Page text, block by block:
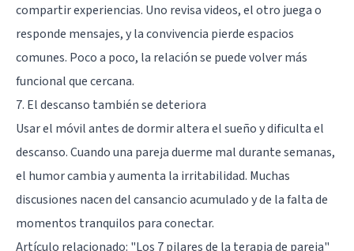
compartir experiencias. Uno revisa videos, el otro juega o
responde mensajes, y la convivencia pierde espacios
comunes. Poco a poco, la relación se puede volver más
funcional que cercana.
7. El descanso también se deteriora
Usar el móvil antes de dormiraltera el sueñoy dificulta el
descanso. Cuando una pareja duerme mal durante semanas,
el humor cambia y aumenta la irritabilidad. Muchas
discusiones nacen del cansancio acumulado y de la falta de
momentos tranquilos para conectar.
Artículo relacionado: "Los 7 pilares de la terapia de pareja"